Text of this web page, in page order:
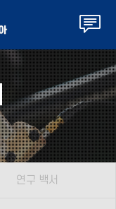
연구 백서